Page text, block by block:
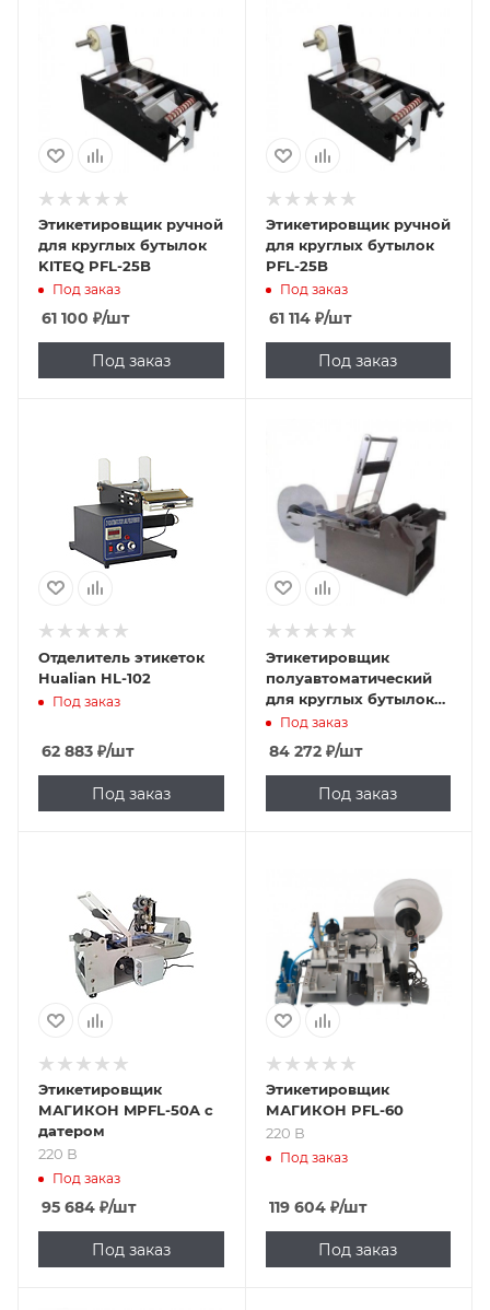
Этикетировщик ручной
для круглых бутылок
KITEQ PFL-25B
Под заказ
61 100 ₽/шт
Под заказ
Этикетировщик ручной
для круглых бутылок
PFL-25B
Под заказ
61 114₽/шт
Под заказ
Отделитель этикеток
Hualian HL-102
Под заказ
62 883 ₽/шт
Под заказ
Этикетировщик
полуавтоматический
для круглых бутылок
PFL-50
Под заказ
84 272₽/шт
Под заказ
Этикетировщик
МАГИКОН MPFL-50A с
датером
220 В
Под заказ
95 684 ₽/шт
Под заказ
Этикетировщик
МАГИКОН PFL-60
220 В
Под заказ
119 604₽/шт
Под заказ